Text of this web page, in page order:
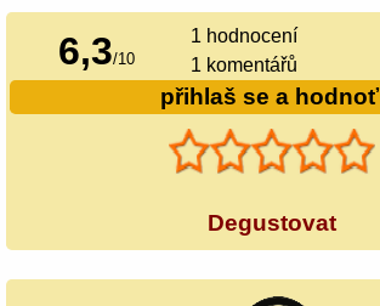
6,3/10
1 hodnocení
1 komentářů
přihlaš se a hodnoť
Degustovat